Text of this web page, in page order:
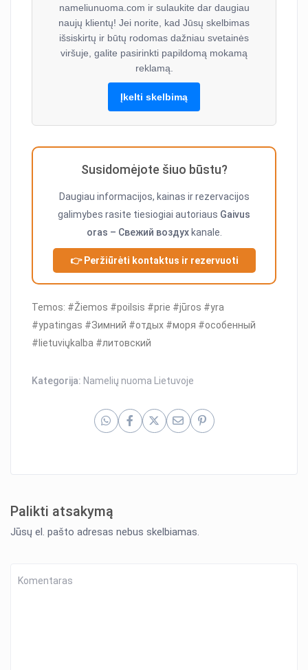
nameliunuoma.com ir sulaukite dar daugiau
naujų klientų! Jei norite, kad Jūsų skelbimas
išsiskirtų ir būtų rodomas dažniau svetainės
viršuje, galite pasirinkti papildomą mokamą
reklamą.
Įkelti skelbimą
Susidomėjote šiuo būstu?
Daugiau informacijos, kainas ir rezervacijos
galimybes rasite tiesiogiai autoriaus Gaivus
oras – Cвежий воздухkanale.
👉 Peržiūrėti kontaktus ir rezervuoti
Temos: #Žiemos #poilsis #prie #jūros #yra
#ypatingas #Зимний #отдых #моря #особенный
#lietuviųkalba #литовский
Kategorija: Namelių nuoma Lietuvoje
Palikti atsakymą
Jūsų el. pašto adresas nebus skelbiamas.